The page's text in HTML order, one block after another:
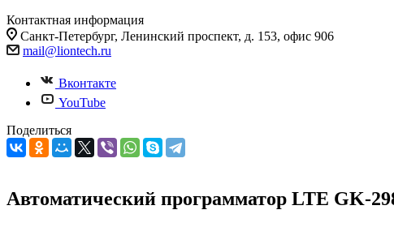
Контактная информация
Санкт-Петербург, Ленинский проспект, д. 153, офис 906
mail@liontech.ru
Вконтакте
YouTube
Поделиться
Автоматический программатор LTE GK-